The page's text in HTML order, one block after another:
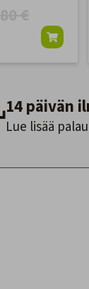
€
14 päivän
Lue lisää